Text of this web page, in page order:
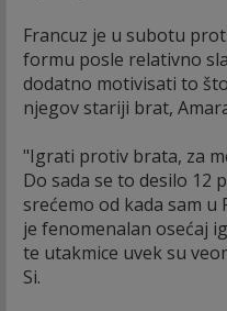
Francuz je u subotu
formu posle relativno
dodatno motivisati to
njegov stariji brat,
"Igrati protiv brata, za
Do sada se to desilo 12
srećemo od kada sam u
je fenomenalan osećaj
te utakmice uvek su
Si.